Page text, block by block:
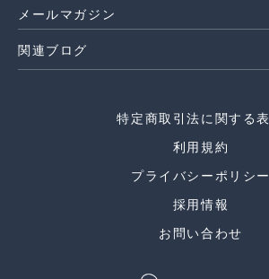
メールマガジン
関連ブログ
特定商取引法に関する
利用規約
プライバシーポリシー
採用情報
お問い合わせ